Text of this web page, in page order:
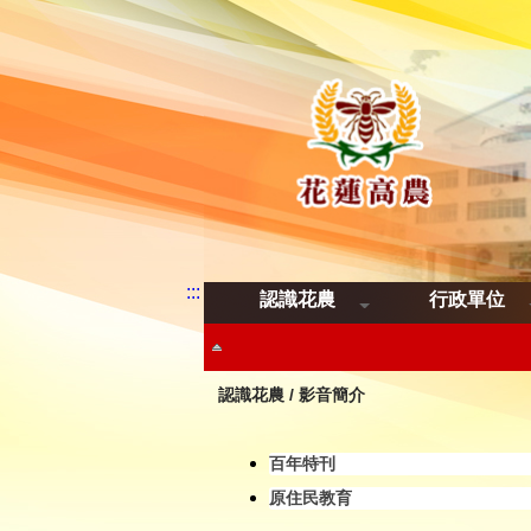
::: 認識花農 行政單位
認識花農 / 影音簡介
百年特刊
原住民教育